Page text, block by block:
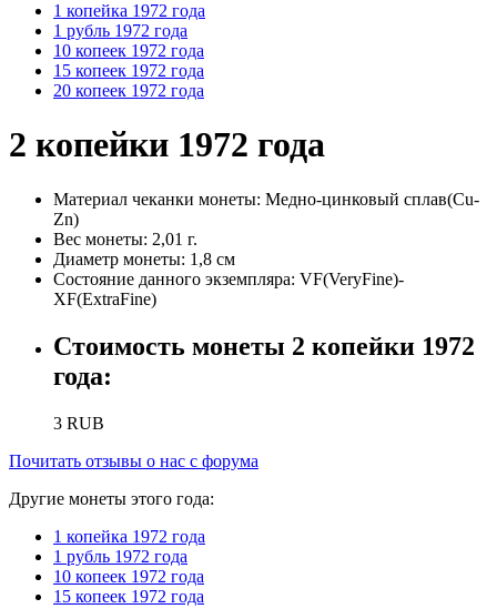
1 копейка 1972 года
1 рубль 1972 года
10 копеек 1972 года
15 копеек 1972 года
20 копеек 1972 года
2 копейки 1972 года
Материал чеканки монеты: Медно-цинковый сплав(Cu-
Zn)
Вес монеты: 2,01 г.
Диаметр монеты: 1,8 см
Состояние данного экземпляра: VF(VeryFine)-
XF(ExtraFine)
Стоимость монеты 2 копейки 1972
года:
3 RUB
Почитать отзывы о нас с форума
Другие монеты этого года:
1 копейка 1972 года
1 рубль 1972 года
10 копеек 1972 года
15 копеек 1972 года